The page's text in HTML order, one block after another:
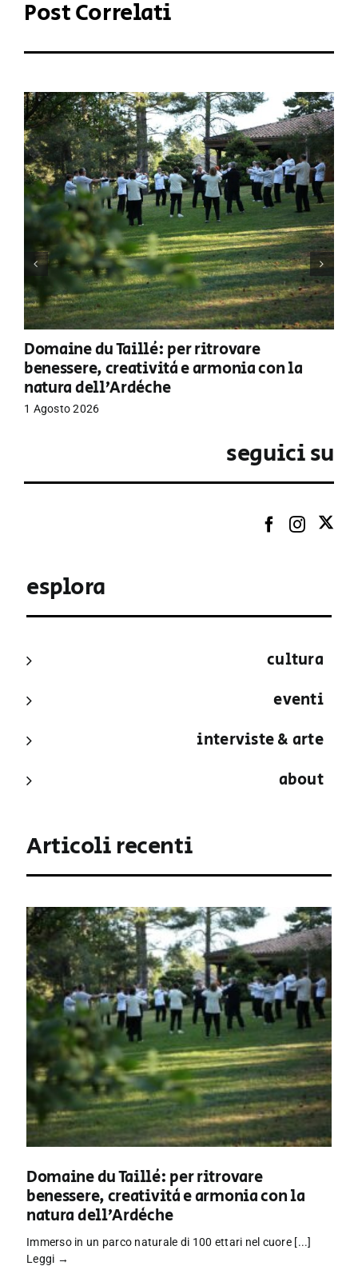
Post Correlati
Domaine du Taillé: per ritrovare
benessere, creatività e armonia con la
natura dell’Ardèche
1 Agosto 2026
seguici su
esplora
cultura
eventi
interviste & arte
about
Articoli recenti
Domaine du Taillé: per ritrovare
benessere, creatività e armonia con la
natura dell’Ardèche
Immerso in un parco naturale di 100 ettari nel cuore [...]
Leggi →